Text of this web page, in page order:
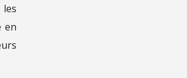
en